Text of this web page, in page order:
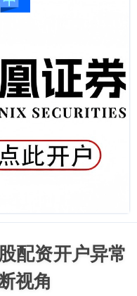
配资开户异常
视角